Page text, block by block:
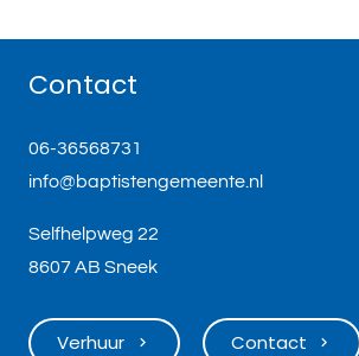
Contact
06-36568731
info@baptistengemeente.nl
Selfhelpweg 22
8607 AB Sneek
Verhuur keyboard_arrow_right Contact keyboard_arrow_right